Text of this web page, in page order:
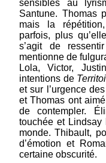
Un jury souverain
locaux de la
Poésie, en
Paris, accueillent
Trouvères et
(suite)
Palmarès
La Ville du
prix de poésie, en
sensibles au
Santune. Thomas
mais la
parfois, plus
s’agit de
mentionne de
Lola, Victor,
intentions de
et sur l’urgence
et Thomas ont
de contempler.
touchée et Lindsay
monde. Thibault,
d’émotion et
certaine obscurité.